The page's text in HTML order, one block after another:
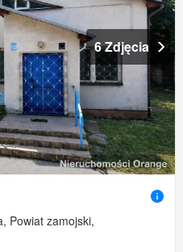
6 Zdjęcia
Powiat zamojski,